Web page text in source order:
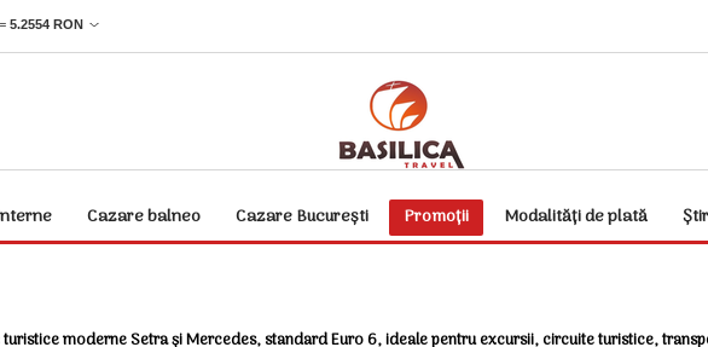
= 5.2554 RON
Cazare balneo Cazare București Promoții Modalități de plată
moderne Setra și Mercedes, standard Euro 6, ideale pentru excursii, circuite turistice,